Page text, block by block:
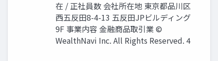
在 / 正社員数 会社所在地 東京都品川区
⻄五反⽥8-4-13 五反⽥JPビルディング
9F 事業内容 ⾦融商品取引業 ©
WealthNavi Inc. All Rights Reserved. 4